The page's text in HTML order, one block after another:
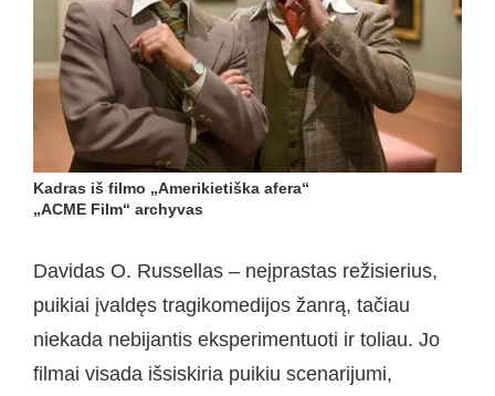
Kadras iš filmo „Amerikietiška afera“
„ACME Film“ archyvas
Davidas O. Russellas – neįprastas režisierius,
puikiai įvaldęs tragikomedijos žanrą, tačiau
niekada nebijantis eksperimentuoti ir toliau. Jo
filmai visada išsiskiria puikiu scenarijumi,